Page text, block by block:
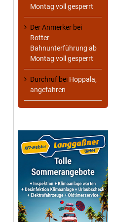
Montag voll gesperrt
Der Anmerker bei
Rotter
Bahnunterführung ab
Montag voll gesperrt
Durchruf bei Hoppala,
angefahren